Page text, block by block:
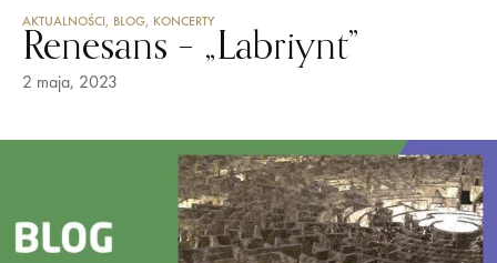
AKTUALNOŚCI, BLOG, KONCERTY
Renesans – „Labriynt”
2 maja, 2023